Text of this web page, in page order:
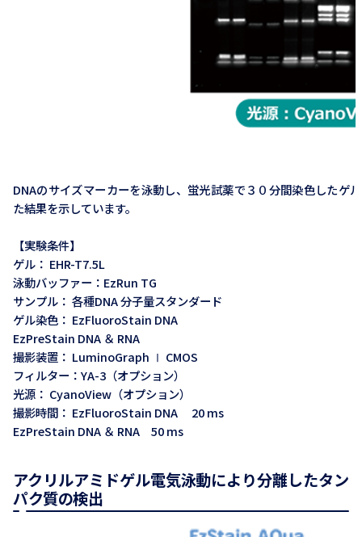
DNAのサイズマーカーを泳動し、蛍光試薬で３０分間染色したゲ
た結果を示しています。
【実験条件】
ゲル： EHR-T7.5L
泳動バッファー：EzRun TG
サンプル： 各種DNA 分子量スタンダード
ゲル染色： EzFluoroStain DNA
EzPreStain DNA ＆ RNA
撮影装置： LuminoGraph Ⅰ CMOS
フィルター：YA-3（オプション）
光源： CyanoView（オプション）
撮影時間： EzFluoroStain DNA 20 ms
EzPreStain DNA ＆ RNA 50 ms
アクリルアミドゲル電気泳動により分離したタン
パク質の検出